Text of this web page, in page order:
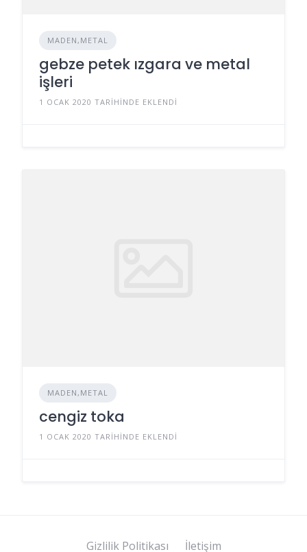
MADEN,METAL
gebze petek ızgara ve metal
işleri
1 OCAK 2020 TARIHINDE EKLENDI
MADEN,METAL
cengiz toka
1 OCAK 2020 TARIHINDE EKLENDI
Gizlilik Politikası İletişim